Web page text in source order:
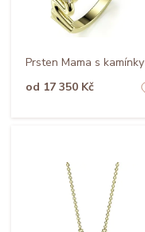
Prsten Mama s kamínky
od 17 350 Kč